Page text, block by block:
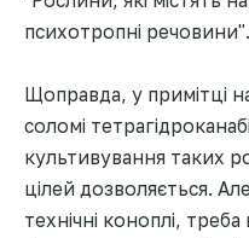
психотропні речовини".
Щоправда, у примітці
соломі
культивування таких
цілей дозволяється.
технічні коноплі,